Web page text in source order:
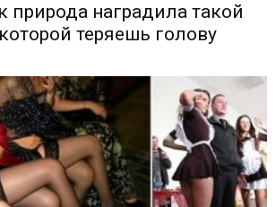
природа наградила такой
теряешь голову